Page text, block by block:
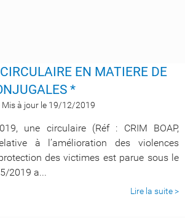
EN MATIERE DE
*
Mis à jour le 19/12/2019
une circulaire (Réf : CRIM BOAP,
à l’amélioration des violences
des victimes est parue sous le
2019 a...
Lire la suite >